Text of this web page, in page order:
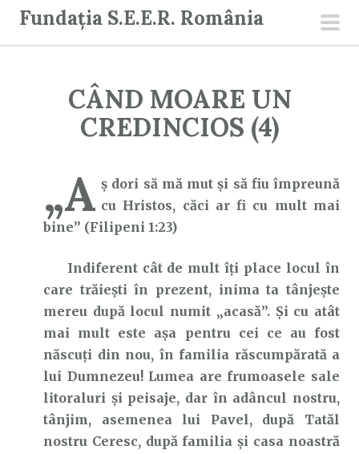
Fundația S.E.E.R. România
CÂND MOARE UN
CREDINCIOS (4)
„A ş dori să mă mut şi să fiu împreună
cu Hristos, căci ar fi cu mult mai
bine” (Filipeni 1:23)
Indiferent cât de mult îți place locul în
care trăiești în prezent, inima ta tânjește
mereu după locul numit „acasă”. Și cu atât
mai mult este așa pentru cei ce au fost
născuți din nou, în familia răscumpărată a
lui Dumnezeu! Lumea are frumoasele sale
litoraluri și peisaje, dar în adâncul nostru,
tânjim, asemenea lui Pavel, după Tatăl
nostru Ceresc, după familia și casa noastră